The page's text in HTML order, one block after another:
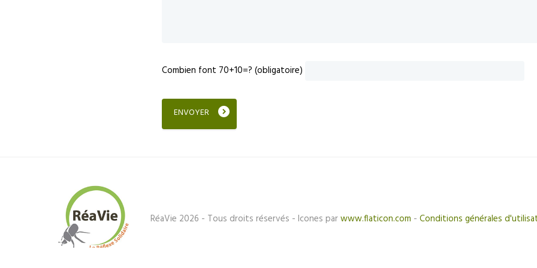
Combien font 70+10=? (obligatoire)
RéaVie 2026 - Tous droits réservés - Icones parwww.flaticon.com - Conditions générales